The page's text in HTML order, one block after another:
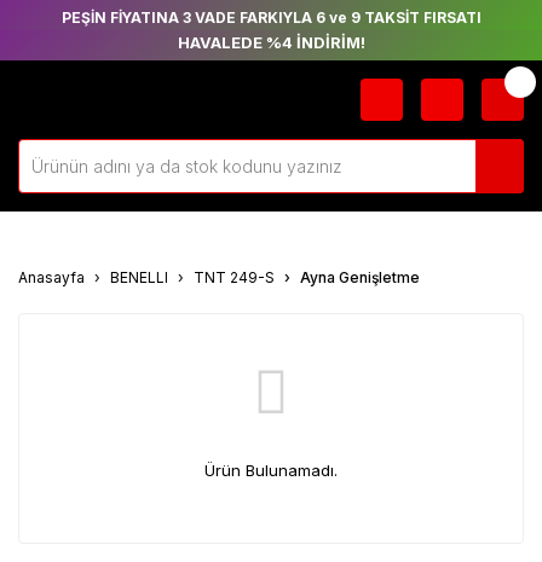
PEŞİN FİYATINA 3 VADE FARKIYLA 6 ve 9 TAKSİT FIRSATI
HAVALEDE %4 İNDİRİM!
Anasayfa BENELLI TNT 249-S Ayna Genişletme
Ürün Bulunamadı.